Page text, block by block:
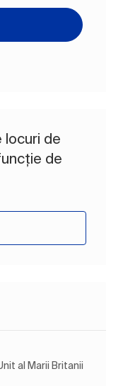
locuri de
de
al Marii Britanii